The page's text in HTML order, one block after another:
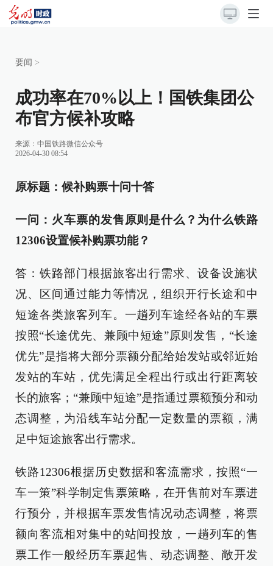
要闻 >
成功率在70%以上！国铁集团公
布官方候补攻略
来源： 中国铁路微信公众号
2026-04-30 08:54
原标题：候补购票十问十答
一问：火车票的发售原则是什么？为什么铁路
12306设置候补购票功能？
答：铁路部门根据旅客出行需求、设备设施状
况、区间通过能力等情况，组织开行长途和中
短途各类旅客列车。一趟列车途经各站的车票
按照“长途优先、兼顾中短途”原则发售，“长途
优先”是指将大部分票额分配给始发站或邻近始
发站的车站，优先满足全程出行或出行距离较
长的旅客；“兼顾中短途”是指通过票额预分和动
态调整，为沿线车站分配一定数量的票额，满
足中短途旅客出行需求。
铁路12306根据历史数据和客流需求，按照“一
车一策”科学制定售票策略，在开售前对车票进
行预分，并根据车票发售情况动态调整，将票
额向客流相对集中的站间投放，一趟列车的售
票工作一般经历车票起售、动态调整、敞开发